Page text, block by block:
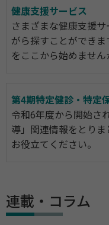
健康支援サービス
さまざまな健康支援
がら探すことができ
をここから始めません
第4期特定健診・特定
令和6年度から開始さ
導」関連情報をとり
お役立てください。
連載・コラム